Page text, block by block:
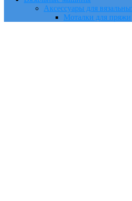
Аксессуары для
Моталки для пряжи